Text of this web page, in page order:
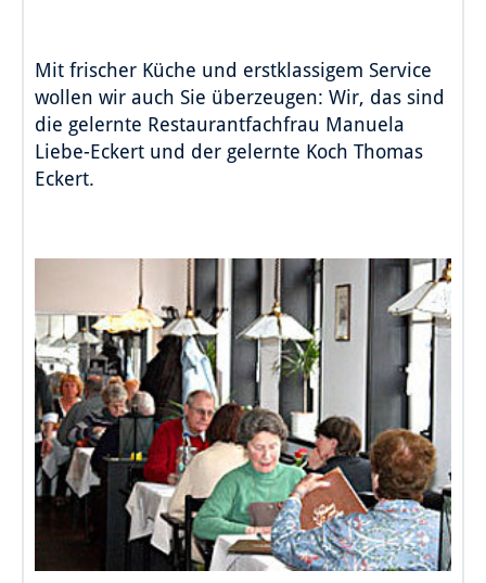
Mit frischer Küche und erstklassigem Service
wollen wir auch Sie überzeugen: Wir, das sind
die gelernte Restaurantfachfrau Manuela
Liebe-Eckert und der gelernte Koch Thomas
Eckert.